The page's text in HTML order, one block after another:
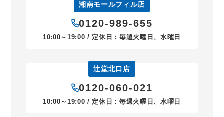
湘南モールフィル店
0120-989-655
10:00～19:00 / 定休日：毎週火曜日、水曜日
辻堂北口店
0120-060-021
10:00～19:00 / 定休日：毎週火曜日、水曜日